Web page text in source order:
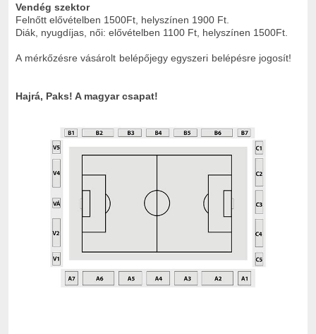
Vendég szektor
Felnőtt elővételben 1500Ft, helyszínen 1900 Ft.
Diák, nyugdíjas, női: elővételben 1100 Ft, helyszínen 1500Ft.
A mérkőzésre vásárolt belépőjegy egyszeri belépésre jogosít!
Hajrá, Paks! A magyar csapat!